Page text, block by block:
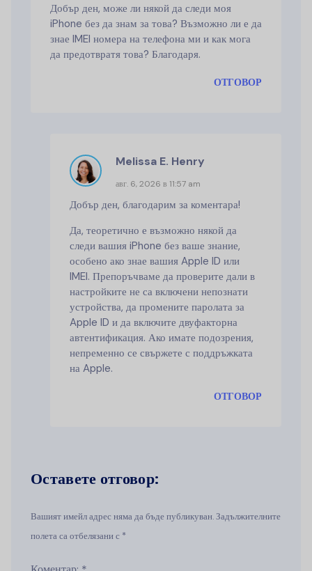
Добър ден, може ли някой да следи моя
iPhone без да знам за това? Възможно ли е да
знае IMEI номера на телефона ми и как мога
да предотвратя това? Благодаря.
ОТГОВОР
Melissa E. Henry
авг. 6, 2026 в 11:57 am
Добър ден, благодарим за коментара!
Да, теоретично е възможно някой да
следи вашия iPhone без ваше знание,
особено ако знае вашия Apple ID или
IMEI. Препоръчваме да проверите дали в
настройките не са включени непознати
устройства, да промените паролата за
Apple ID и да включите двуфакторна
автентификация. Ако имате подозрения,
непременно се свържете с поддръжката
на Apple.
ОТГОВОР
Оставете отговор:
Вашият имейл адрес няма да бъде публикуван. Задължителните
полета са отбелязани с *